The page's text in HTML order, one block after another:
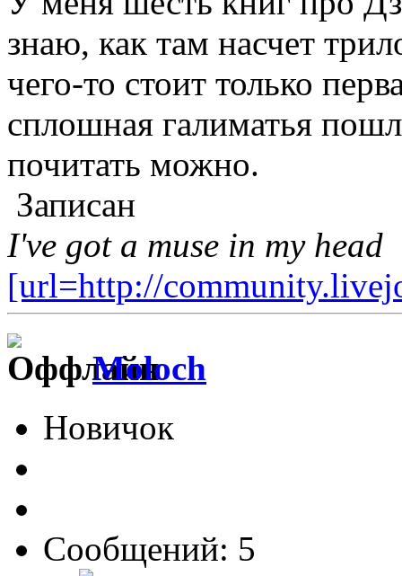
знаю, как там насчет
чего-то стоит только
сплошная галиматья
почитать можно.
Записан
I've got a muse in my head
[url=http://
Moloch
Новичок
Сообщений: 5